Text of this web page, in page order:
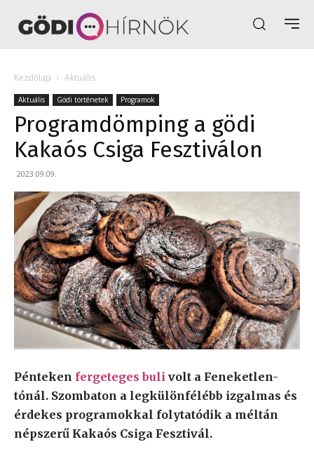
Kezdőlap Aktuális
Aktuális Gödi történetek Programok
Programdömping a gödi
Kakaós Csiga Fesztiválon
2023.09.09.
Pénteken fergeteges buli volt a Feneketlen-
tónál. Szombaton a legkülönfélébb izgalmas és
érdekes programokkal folytatódik a méltán
népszerű Kakaós Csiga Fesztivál.